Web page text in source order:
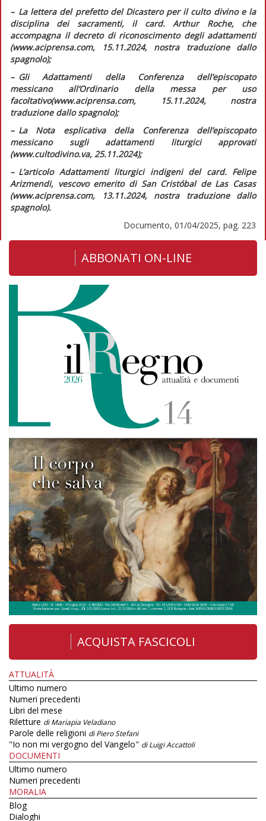
–La lettera del prefetto del Dicastero per il culto divino e la
disciplina dei sacramenti, il card. Arthur Roche, che
accompagna il decreto di riconoscimento degli adattamenti
(www.aciprensa.com, 15.11.2024, nostra traduzione dallo
spagnolo);
–GliAdattamenti della Conferenza dell’episcopato
messicano all’Ordinario della messa per uso
facoltativo(www.aciprensa.com, 15.11.2024, nostra
traduzione dallo spagnolo);
–La Nota esplicativa della Conferenza dell’episcopato
messicano sugli adattamenti liturgici approvati
(www.cultodivino.va, 25.11.2024);
–L’articolo Adattamenti liturgici indigenidel card. Felipe
Arizmendi, vescovo emerito di San Cristóbal de Las Casas
(www.aciprensa.com, 13.11.2024, nostra traduzione dallo
spagnolo).
Documento, 01/04/2025, pag. 223
ABBONATI ON-LINE
ACQUISTA FASCICOLI
ATTUALITÀ
Ultimo numero
Numeri precedenti
Libri del mese
Riletture di Mariapia Veladiano
Parole delle religioni di Piero Stefani
"Io non mi vergogno del Vangelo" di Luigi Accattoli
DOCUMENTI
Ultimo numero
Numeri precedenti
MORALIA
Blog
Dialoghi